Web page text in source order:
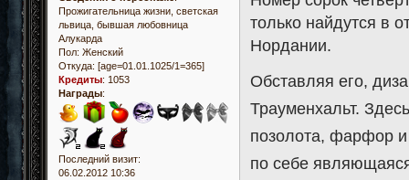
Прожигательница жизни, светская
львица, бывшая любовница
Алукарда
Пол: Женский
Откуда: [age=01.01.1025/1=365]
Кредиты: 1053
Награды:
Последний визит:
06.02.2012 10:36
только найдутся в
Нордании.
Обставляя его,
Трауменхальт.
позолота, фарфор
по себе